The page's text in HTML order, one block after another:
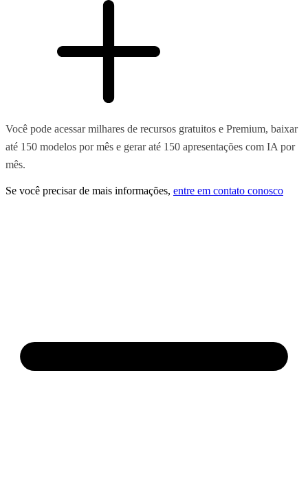
Você pode acessar milhares de recursos gratuitos e Premium, baixar
até 150 modelos por mês e gerar até 150 apresentações com IA por
mês.
Se você precisar de mais informações, entre em contato conosco